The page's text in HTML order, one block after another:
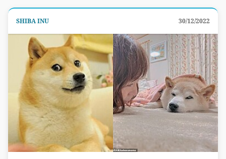
SHIBA INU 30/12/2022